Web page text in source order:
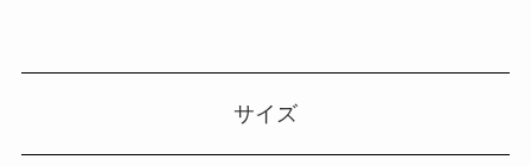
サイズ